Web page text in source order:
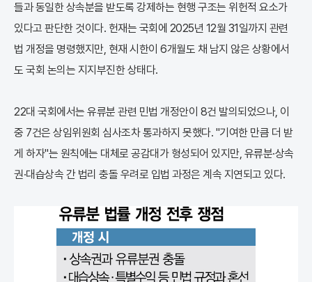
들과 동일한 상속분을 받도록 강제하는 현행 구조는 위헌적 요소가
있다고 판단한 것이다. 헌재는 국회에 2025년 12월 31일까지 관련
법 개정을 명령했지만, 현재 시한이 6개월도 채 남지 않은 상황에서
도 국회 논의는 지지부진한 상태다.
22대 국회에서는 유류분 관련 민법 개정안이 8건 발의되었으나, 이
중 7건은 상임위원회 심사조차 통과하지 못했다. "기여한 만큼 더 받
게 하자"는 원칙에는 대체로 공감대가 형성되어 있지만, 유류분·상속
권·대습상속 간 법리 충돌 우려로 입법 과정은 계속 지연되고 있다.